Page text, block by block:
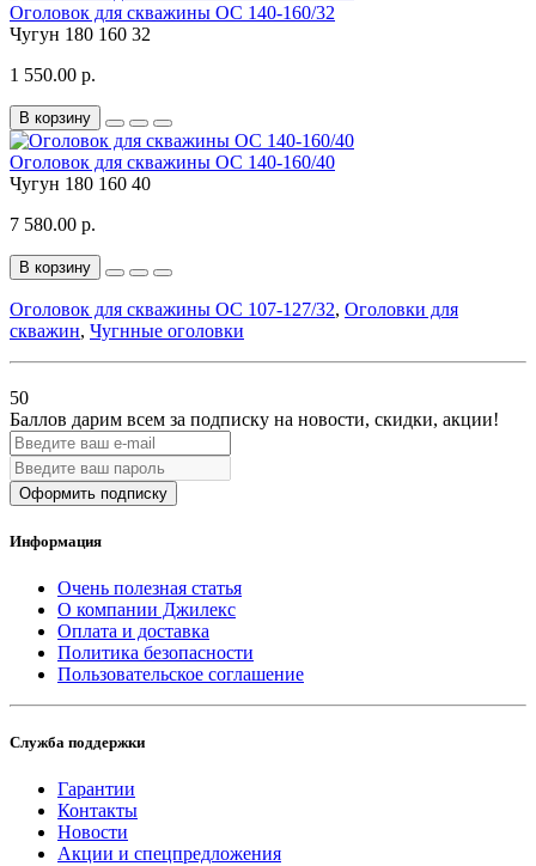
Оголовок для скважины ОС 140-160/32
Чугун 180 160 32
1 550.00 р.
В корзину
Оголовок для скважины ОС 140-160/40
Чугун 180 160 40
7 580.00 р.
В корзину
Оголовок для скважины ОС 107-127/32, Оголовки для
скважин, Чугнные оголовки
50
Баллов дарим всем за подписку на новости, скидки, акции!
Оформить подписку
Информация
Очень полезная статья
О компании Джилекс
Оплата и доставка
Политика безопасности
Пользовательское соглашение
Служба поддержки
Гарантии
Контакты
Новости
Акции и спецпредложения